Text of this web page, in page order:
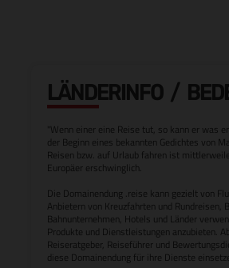
LÄNDERINFO /
"Wenn einer eine Reise tut, so kann er was
der Beginn eines bekannten Gedichtes von
Reisen bzw. auf Urlaub fahren ist
Europäer erschwinglich.
Die Domainendung .reise kann gezielt von
Anbietern von Kreuzfahrten und Rundreisen,
Bahnunternehmen, Hotels und Länder
Produkte und Dienstleistungen anzubieten.
Reiseratgeber, Reiseführer und
diese Domainendung für ihre Dienste